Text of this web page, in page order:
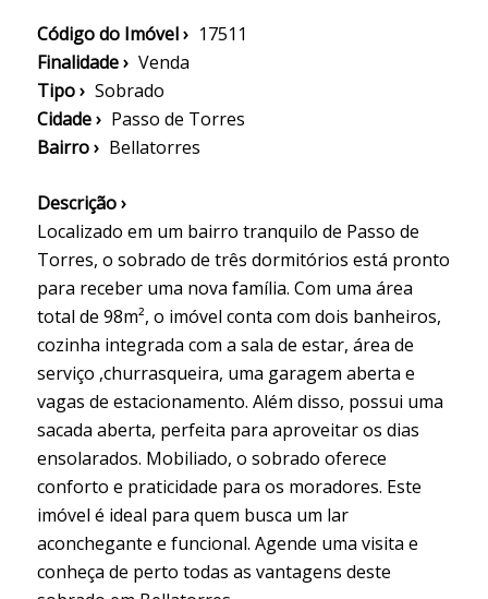
Código do Imóvel › 17511
Finalidade › Venda
Tipo › Sobrado
Cidade › Passo de Torres
Bairro › Bellatorres
Descrição ›
Localizado em um bairro tranquilo de Passo de
Torres, o sobrado de três dormitórios está pronto
para receber uma nova família. Com uma área
total de 98m², o imóvel conta com dois banheiros,
cozinha integrada com a sala de estar, área de
serviço ,churrasqueira, uma garagem aberta e
vagas de estacionamento. Além disso, possui uma
sacada aberta, perfeita para aproveitar os dias
ensolarados. Mobiliado, o sobrado oferece
conforto e praticidade para os moradores. Este
imóvel é ideal para quem busca um lar
aconchegante e funcional. Agende uma visita e
conheça de perto todas as vantagens deste